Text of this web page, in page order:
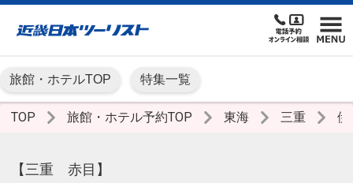
旅館・ホテルTOP 特集一覧
TOP 旅館・ホテル予約TOP 東海 三重 伊
【三重 赤目】